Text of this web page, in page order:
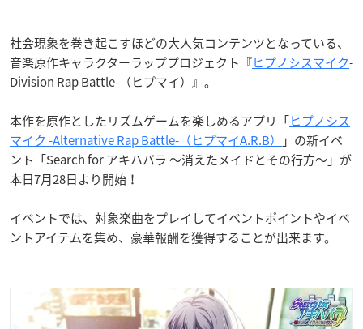
社会現象を巻き起こすほどの大人気コンテンツとなっている、
音楽原作キャラクターラッププロジェクト『ヒプノシスマイク-
Division Rap Battle-（ヒプマイ）』。
本作を原作としたリズムゲームを楽しめるアプリ「ヒプノシス
マイク -Alternative Rap Battle-（ヒプマイA.R.B）
」の新イベ
ント「Search forアキハバラ ～消えたメイドとその行方～」が
本日7月28日より開始！
イベントでは、対象楽曲をプレイしてイベントポイントやイベ
ントアイテムを集め、豪華報酬を獲得することが出来ます。